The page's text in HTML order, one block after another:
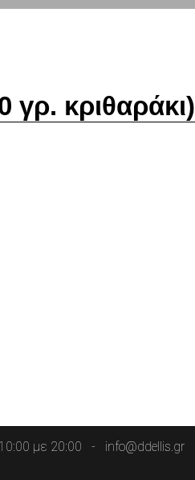
γρ. κριθαράκι)
με 20:00 info@ddellis.gr